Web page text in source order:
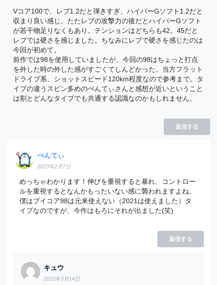
Vコア100で、レブ1.2だと弾きすぎ、ハイパーGソフト1.2だと
収まり良い感じ。たたレブの攻撃力の後だとハイパーGソフト
が若干物足りなくもあり。テンションはどちらも42。45だと
レブでは硬さを感じました。ちなみにレブで硬さを感じたのは
今回が初めて。
前作では98を使用していましたが、今回の98はちょっと打点
を外した時の外した感がすごくてしんどかった。当方フラット
ドライブ系、ショットスピード120km程度なので参考まで。タ
イプの違うスピン多めのぺんてぃさんと感想が近いということ
は割とどんなタイプでも共通する認識なのかもしれません。
返信する
ぺんてぃ
2023年2月7日
めっちゃわかります！伸びを重視すると暴れ、コントロー
ルを重視するとなんかもったいない感に襲われますよね。
僕はブイコア98は元来使えない（2021は使えました）タ
イプなのですが、今作はもろにそれが出ました(笑)
返信する
キュウ
2023年3月14日